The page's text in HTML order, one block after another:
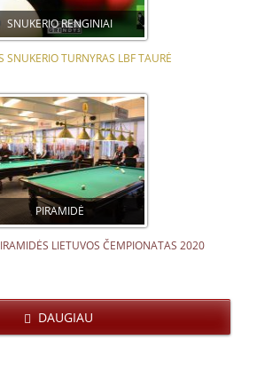
SNUKERIO RENGINIAI
SNUKERIO TURNYRAS LBF TAURĖ
PIRAMIDĖ
LIETUVOS ČEMPIONATAS 2020
DAUGIAU